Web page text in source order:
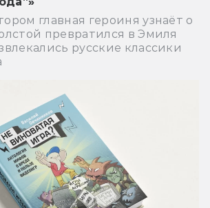
главная героиня узнаёт о
превратился в Эмиля
русские классики